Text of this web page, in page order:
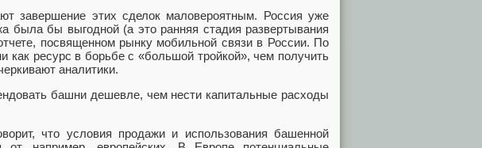
завершение этих сделок маловероятным. Россия уже
была бы выгодной (а это ранняя стадия развертывания
посвященном рынку мобильной связи в России. По
как ресурс в борьбе с «большой тройкой», чем получить
аналитики.
башни дешевле, чем нести капитальные расходы
что условия продажи и использования башенной